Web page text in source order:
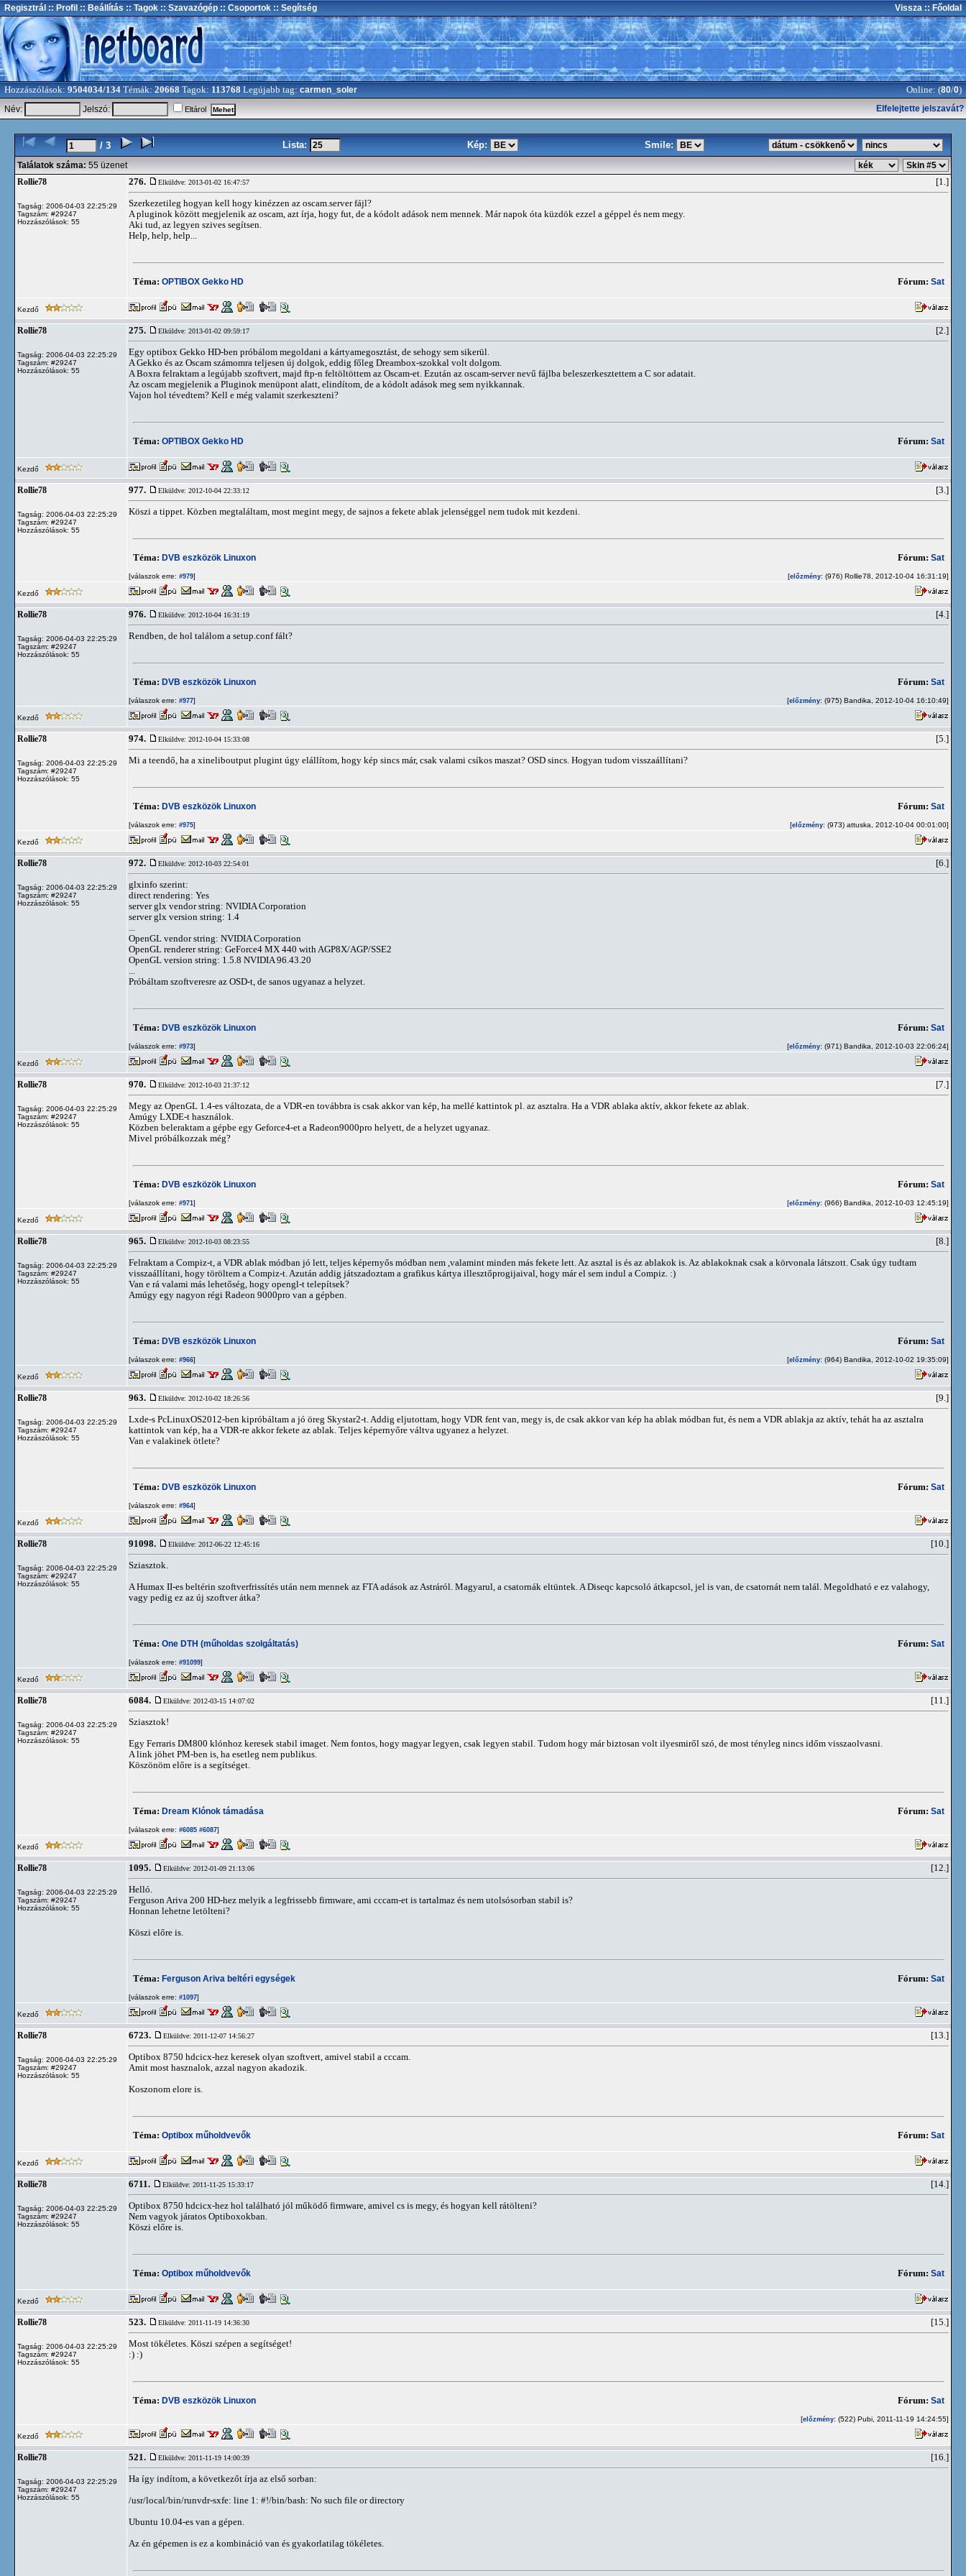
Regisztrál :: Profil :: Beállítás :: Tagok :: Szavazógép :: Csoportok :: Segítség Vissza :: Főoldal
Hozzászólások: 9504034/134 Témák: 20668 Tagok: 113768 Legújabb tag: carmen_soler Online: (80/0)
Név: Jelszó: Eltárol Elfelejtette jelszavát?
/ 3 Lista: Kép: Smile:
Találatok száma: 55 üzenet
Rollie78
Tagság: 2006-04-03 22:25:29
Tagszám: #29247
Hozzászólások: 55
276. Elküldve: 2013-01-02 16:47:57 [1.]
Szerkezetileg hogyan kell hogy kinézzen az oscam.server fájl?
A pluginok között megjelenik az oscam, azt írja, hogy fut, de a kódolt adások nem mennek. Már napok óta küzdök ezzel a géppel és nem megy.
Aki tud, az legyen szives segítsen.
Help, help, help...
Téma: OPTIBOX Gekko HD Fórum: Sat
Kezdő
Rollie78
Tagság: 2006-04-03 22:25:29
Tagszám: #29247
Hozzászólások: 55
275. Elküldve: 2013-01-02 09:59:17 [2.]
Egy optibox Gekko HD-ben próbálom megoldani a kártyamegosztást, de sehogy sem sikerül.
A Gekko és az Oscam számomra teljesen új dolgok, eddig főleg Dreambox-szokkal volt dolgom.
A Boxra felraktam a legújabb szoftvert, majd ftp-n feltöltöttem az Oscam-et. Ezután az oscam-server nevű fájlba beleszerkesztettem a C sor adatait.
Az oscam megjelenik a Pluginok menüpont alatt, elindítom, de a kódolt adások meg sem nyikkannak.
Vajon hol tévedtem? Kell e még valamit szerkeszteni?
Téma: OPTIBOX Gekko HD Fórum: Sat
Kezdő
Rollie78
Tagság: 2006-04-03 22:25:29
Tagszám: #29247
Hozzászólások: 55
977. Elküldve: 2012-10-04 22:33:12 [3.]
Köszi a tippet. Közben megtaláltam, most megint megy, de sajnos a fekete ablak jelenséggel nem tudok mit kezdeni.
Téma: DVB eszközök Linuxon Fórum: Sat
[válaszok erre: #979] [előzmény: (976) Rollie78, 2012-10-04 16:31:19]
Kezdő
Rollie78
Tagság: 2006-04-03 22:25:29
Tagszám: #29247
Hozzászólások: 55
976. Elküldve: 2012-10-04 16:31:19 [4.]
Rendben, de hol találom a setup.conf fált?
Téma: DVB eszközök Linuxon Fórum: Sat
[válaszok erre: #977] [előzmény: (975) Bandika, 2012-10-04 16:10:49]
Kezdő
Rollie78
Tagság: 2006-04-03 22:25:29
Tagszám: #29247
Hozzászólások: 55
974. Elküldve: 2012-10-04 15:33:08 [5.]
Mi a teendő, ha a xineliboutput plugint úgy elállítom, hogy kép sincs már, csak valami csíkos maszat? OSD sincs. Hogyan tudom visszaállítani?
Téma: DVB eszközök Linuxon Fórum: Sat
[válaszok erre: #975] [előzmény: (973) attuska, 2012-10-04 00:01:00]
Kezdő
Rollie78
Tagság: 2006-04-03 22:25:29
Tagszám: #29247
Hozzászólások: 55
972. Elküldve: 2012-10-03 22:54:01 [6.]
glxinfo szerint:
direct rendering: Yes
server glx vendor string: NVIDIA Corporation
server glx version string: 1.4
OpenGL vendor string: NVIDIA Corporation
OpenGL renderer string: GeForce4 MX 440 with AGP8X/AGP/SSE2
OpenGL version string: 1.5.8 NVIDIA 96.43.20
Próbáltam szoftveresre az OSD-t, de sanos ugyanaz a helyzet.
Téma: DVB eszközök Linuxon Fórum: Sat
[válaszok erre: #973] [előzmény: (971) Bandika, 2012-10-03 22:06:24]
Kezdő
Rollie78
Tagság: 2006-04-03 22:25:29
Tagszám: #29247
Hozzászólások: 55
970. Elküldve: 2012-10-03 21:37:12 [7.]
Megy az OpenGL 1.4-es változata, de a VDR-en továbbra is csak akkor van kép, ha mellé kattintok pl. az asztalra. Ha a VDR ablaka aktív, akkor fekete az ablak.
Amúgy LXDE-t használok.
Közben beleraktam a gépbe egy Geforce4-et a Radeon9000pro helyett, de a helyzet ugyanaz.
Mivel próbálkozzak még?
Téma: DVB eszközök Linuxon Fórum: Sat
[válaszok erre: #971] [előzmény: (966) Bandika, 2012-10-03 12:45:19]
Kezdő
Rollie78
Tagság: 2006-04-03 22:25:29
Tagszám: #29247
Hozzászólások: 55
965. Elküldve: 2012-10-03 08:23:55 [8.]
Felraktam a Compiz-t, a VDR ablak módban jó lett, teljes képernyős módban nem ,valamint minden más fekete lett. Az asztal is és az ablakok is. Az ablakoknak csak a körvonala látszott. Csak úgy tudtam
visszaállítani, hogy töröltem a Compiz-t. Azután addig játszadoztam a grafikus kártya illesztőprogijaival, hogy már el sem indul a Compiz. :)
Van e rá valami más lehetőség, hogy opengl-t telepítsek?
Amúgy egy nagyon régi Radeon 9000pro van a gépben.
Téma: DVB eszközök Linuxon Fórum: Sat
[válaszok erre: #966] [előzmény: (964) Bandika, 2012-10-02 19:35:09]
Kezdő
Rollie78
Tagság: 2006-04-03 22:25:29
Tagszám: #29247
Hozzászólások: 55
963. Elküldve: 2012-10-02 18:26:56 [9.]
Lxde-s PcLinuxOS2012-ben kipróbáltam a jó öreg Skystar2-t. Addig eljutottam, hogy VDR fent van, megy is, de csak akkor van kép ha ablak módban fut, és nem a VDR ablakja az aktív, tehát ha az asztalra
kattintok van kép, ha a VDR-re akkor fekete az ablak. Teljes képernyőre váltva ugyanez a helyzet.
Van e valakinek ötlete?
Téma: DVB eszközök Linuxon Fórum: Sat
[válaszok erre: #964]
Kezdő
Rollie78
Tagság: 2006-04-03 22:25:29
Tagszám: #29247
Hozzászólások: 55
91098. Elküldve: 2012-06-22 12:45:16 [10.]
Sziasztok.
A Humax II-es beltérin szoftverfrissítés után nem mennek az FTA adások az Astráról. Magyarul, a csatornák eltüntek. A Diseqc kapcsoló átkapcsol, jel is van, de csatornát nem talál. Megoldható e ez valahogy,
vagy pedig ez az új szoftver átka?
Téma: One DTH (műholdas szolgáltatás) Fórum: Sat
[válaszok erre: #91099]
Kezdő
Rollie78
Tagság: 2006-04-03 22:25:29
Tagszám: #29247
Hozzászólások: 55
6084. Elküldve: 2012-03-15 14:07:02 [11.]
Sziasztok!
Egy Ferraris DM800 klónhoz keresek stabil imaget. Nem fontos, hogy magyar legyen, csak legyen stabil. Tudom hogy már biztosan volt ilyesmiről szó, de most tényleg nincs időm visszaolvasni.
A link jöhet PM-ben is, ha esetleg nem publikus.
Köszönöm előre is a segítséget.
Téma: Dream Klónok támadása Fórum: Sat
[válaszok erre: #6085 #6087]
Kezdő
Rollie78
Tagság: 2006-04-03 22:25:29
Tagszám: #29247
Hozzászólások: 55
1095. Elküldve: 2012-01-09 21:13:06 [12.]
Helló.
Ferguson Ariva 200 HD-hez melyik a legfrissebb firmware, ami cccam-et is tartalmaz és nem utolsósorban stabil is?
Honnan lehetne letölteni?
Köszi előre is.
Téma: Ferguson Ariva beltéri egységek Fórum: Sat
[válaszok erre: #1097]
Kezdő
Rollie78
Tagság: 2006-04-03 22:25:29
Tagszám: #29247
Hozzászólások: 55
6723. Elküldve: 2011-12-07 14:56:27 [13.]
Optibox 8750 hdcicx-hez keresek olyan szoftvert, amivel stabil a cccam.
Amit most hasznalok, azzal nagyon akadozik.
Koszonom elore is.
Téma: Optibox műholdvevők Fórum: Sat
Kezdő
Rollie78
Tagság: 2006-04-03 22:25:29
Tagszám: #29247
Hozzászólások: 55
6711. Elküldve: 2011-11-25 15:33:17 [14.]
Optibox 8750 hdcicx-hez hol található jól működő firmware, amivel cs is megy, és hogyan kell rátölteni?
Nem vagyok járatos Optiboxokban.
Köszi előre is.
Téma: Optibox műholdvevők Fórum: Sat
Kezdő
Rollie78
Tagság: 2006-04-03 22:25:29
Tagszám: #29247
Hozzászólások: 55
523. Elküldve: 2011-11-19 14:36:30 [15.]
Most tökéletes. Köszi szépen a segítséget!
:) :)
Téma: DVB eszközök Linuxon Fórum: Sat
[előzmény: (522) Pubi, 2011-11-19 14:24:55]
Kezdő
Rollie78
Tagság: 2006-04-03 22:25:29
Tagszám: #29247
Hozzászólások: 55
521. Elküldve: 2011-11-19 14:00:39 [16.]
Ha így indítom, a következőt írja az első sorban:
/usr/local/bin/runvdr-sxfe: line 1: #!/bin/bash: No such file or directory
Ubuntu 10.04-es van a gépen.
Az én gépemen is ez a kombináció van és gyakorlatilag tökéletes.